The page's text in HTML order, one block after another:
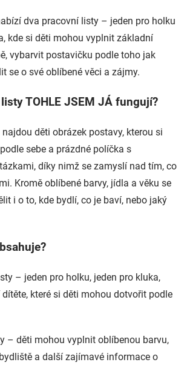
dva pracovní listy – jeden pro holku
kde si děti mohou vyplnit základní
vybarvit postavičku podle toho jak
se o své oblíbené věci a zájmy.
TOHLE JSEM JÁ fungují?
děti obrázek postavy, kterou si
sebe a prázdné políčka s
díky nimž se zamyslí nad tím, co
Kromě oblíbené barvy, jídla a věku se
i o to, kde bydlí, co je baví, nebo jaký
– jeden pro holku, jeden pro kluka,
které si děti mohou dotvořit podle
– děti mohou vyplnit oblíbenou barvu,
a další zajímavé informace o